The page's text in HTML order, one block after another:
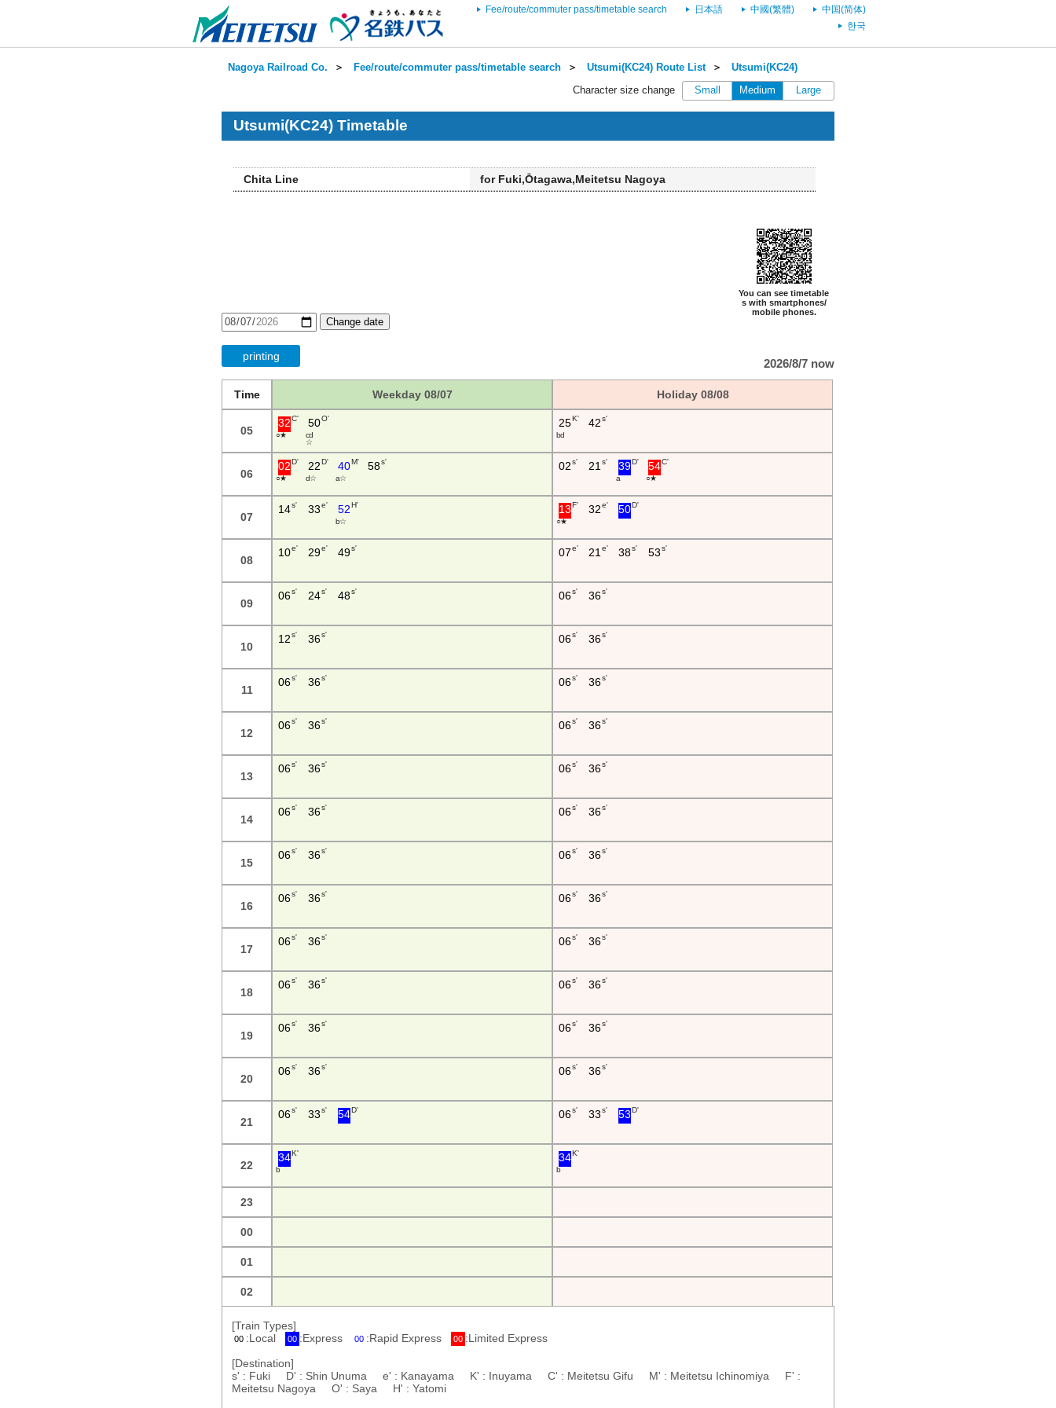
Fee/route/commuter pass/timetable search 日本語 中國(繁體)
中国(简体)
한국
Nagoya Railroad Co. ＞ Fee/route/commuter pass/timetable search ＞ Utsumi(KC24) Route List＞ Utsumi(KC24)
Character size change Small Medium Large
Utsumi(KC24) Timetable
Chita Line for Fuki,Ōtagawa,Meitetsu Nagoya
You can see timetable
s with smartphones/
mobile phones.
Change date
printing
2026/8/7 now
Time Weekday 08/07 Holiday 08/08
05
32C'
○ ★
50O'
c d
☆
25K'
b d
42s'
06
02D'
○ ★
22D'
d ☆
40M'
a ☆
58s' 02s' 21 s' 39D'
a
54C'
○ ★
07
14s' 33e' 52 H'
b ☆
13F'
○ ★
32e' 50D'
08
10e' 29e' 49s' 07e' 21 e' 38s' 53 s'
09
06s' 24s' 48s' 06s' 36s'
10
12s' 36s' 06s' 36s'
11
06s' 36s' 06s' 36s'
12
06s' 36s' 06s' 36s'
13
06s' 36s' 06s' 36s'
14
06s' 36s' 06s' 36s'
15
06s' 36s' 06s' 36s'
16
06s' 36s' 06s' 36s'
17
06s' 36s' 06s' 36s'
18
06s' 36s' 06s' 36s'
19
06s' 36s' 06s' 36s'
20
06s' 36s' 06s' 36s'
21
06s' 33s' 54D' 06s' 33s' 53 D'
22
34K'
b
34K'
b
23
00
01
02
[Train Types]
00 :Local 00 :Express 00 :Rapid Express 00 :Limited Express
[Destination]
s' : Fuki D' : Shin Unuma e' : Kanayama K' : Inuyama C' : Meitetsu Gifu M' : Meitetsu Ichinomiya F' :
Meitetsu Nagoya O' : Saya H' : Yatomi